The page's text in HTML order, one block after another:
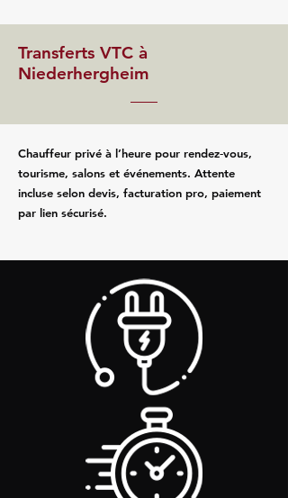
Transferts VTC à
Niederhergheim
Chauffeur privé à l’heure pour rendez‑vous,
tourisme, salons et événements. Attente
incluse selon devis, facturation pro, paiement
par lien sécurisé.